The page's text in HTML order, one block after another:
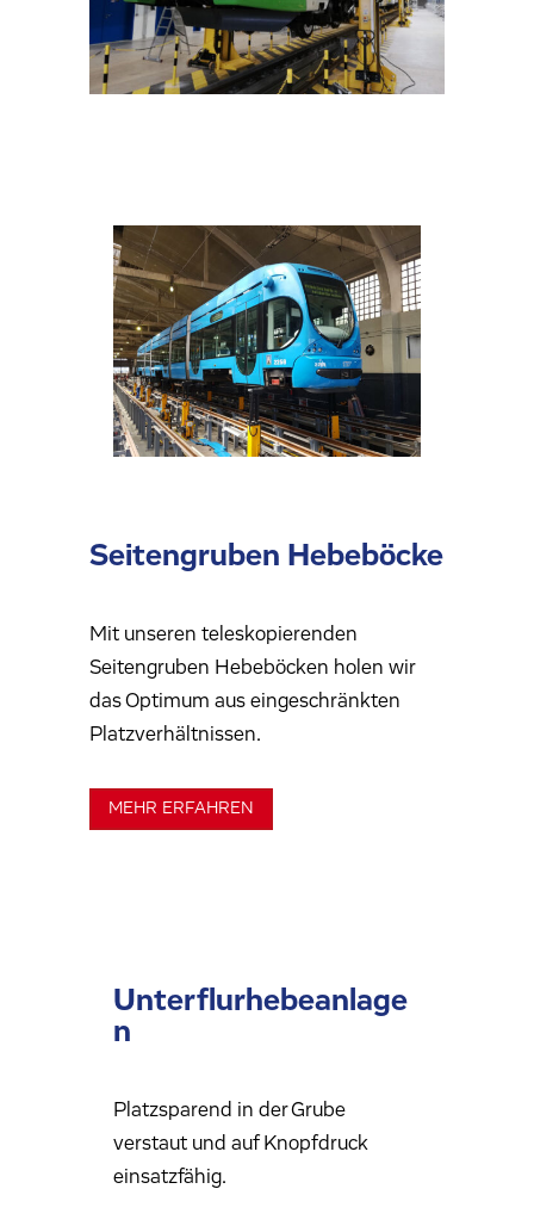
Seitengruben Hebeböcke
Mit unseren teleskopierenden
Seitengruben Hebeböcken holen wir
das Optimum aus eingeschränkten
Platzverhältnissen.
MEHR ERFAHREN
Unterflurhebeanlage
n
Platzsparend in der Grube
verstaut und auf Knopfdruck
einsatzfähig.